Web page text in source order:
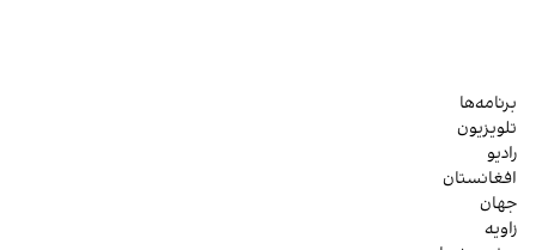
برنامه‌ها
تلویزیون
رادیو
افغانستان
جهان
زاویه